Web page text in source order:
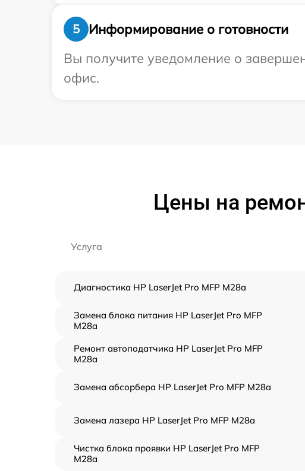
5
Информирование о готовности
Вы получите уведомление о
офис.
Цены на
Услуга
Диагностика HP LaserJet Pro MFP M28a
Замена блока питания HP LaserJet Pro MFP
M28a
Ремонт автоподатчика HP LaserJet Pro MFP
M28a
Замена абсорбера HP LaserJet Pro MFP M28a
Замена лазера HP LaserJet Pro MFP M28a
Чистка блока проявки HP LaserJet Pro MFP
M28a